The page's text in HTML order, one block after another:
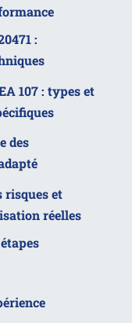
:
107 : types et
des
risques et
réelles